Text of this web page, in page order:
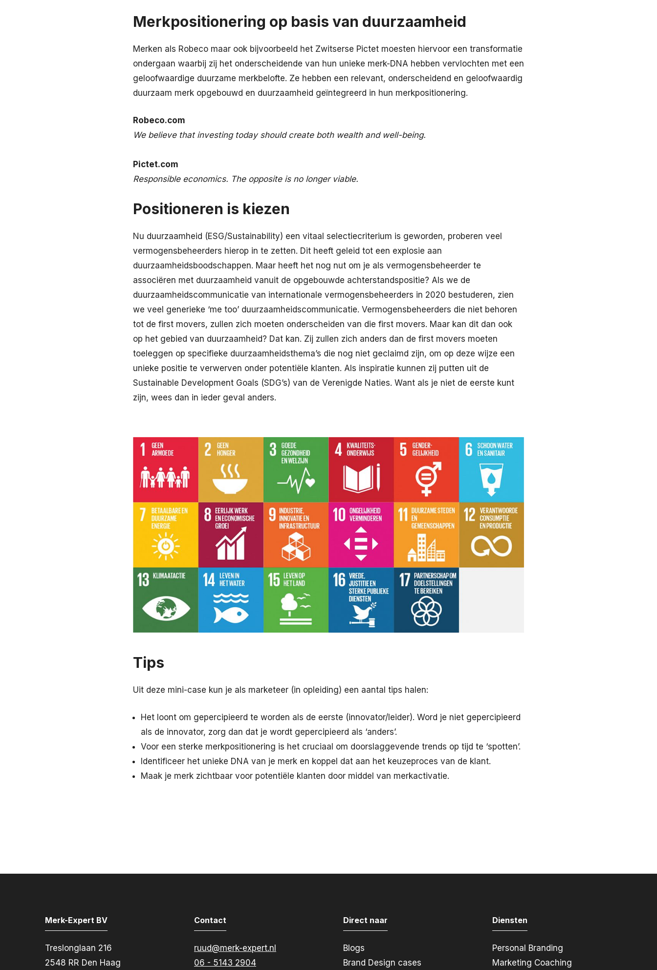
Merkpositionering op basis van duurzaamheid
Merken als Robeco maar ook bijvoorbeeld het Zwitserse Pictet moesten hiervoor een transformatie
ondergaan waarbij zij het onderscheidende van hun unieke merk-DNA hebben vervlochten met een
geloofwaardige duurzame merkbelofte. Ze hebben een relevant, onderscheidend en geloofwaardig
duurzaam merk opgebouwd en duurzaamheid geïntegreerd in hun merkpositionering.
Robeco.com
We believe that investing today should create both wealth and well-being.
Pictet.com
Responsible economics. The opposite is no longer viable.
Positioneren is kiezen
Nu duurzaamheid (ESG/Sustainability) een vitaal selectiecriterium is geworden, proberen veel
vermogensbeheerders hierop in te zetten. Dit heeft geleid tot een explosie aan
duurzaamheidsboodschappen. Maar heeft het nog nut om je als vermogensbeheerder te
associëren met duurzaamheid vanuit de opgebouwde achterstandspositie? Als we de
duurzaamheidscommunicatie van internationale vermogensbeheerders in 2020 bestuderen, zien
we veel generieke ‘me too’ duurzaamheidscommunicatie. Vermogensbeheerders die niet behoren
tot de first movers, zullen zich moeten onderscheiden van die first movers. Maar kan dit dan ook
op het gebied van duurzaamheid? Dat kan. Zij zullen zich anders dan de first movers moeten
toeleggen op specifieke duurzaamheidsthema’s die nog niet geclaimd zijn, om op deze wijze een
unieke positie te verwerven onder potentiële klanten. Als inspiratie kunnen zij putten uit de
Sustainable Development Goals (SDG’s) van de Verenigde Naties. Want als je niet de eerste kunt
zijn, wees dan in ieder geval anders.
Tips
Uit deze mini-case kun je als marketeer (in opleiding) een aantal tips halen:
Het loont om gepercipieerd te worden als de eerste (innovator/leider). Word je niet gepercipieerd
als de innovator, zorg dan dat je wordt gepercipieerd als ‘anders’.
Voor een sterke merkpositionering is het cruciaal om doorslaggevende trends op tijd te ‘spotten’.
Identificeer het unieke DNA van je merk en koppel dat aan het keuzeproces van de klant.
Maak je merk zichtbaar voor potentiële klanten door middel van merkactivatie.
Merk-Expert BV
Treslonglaan 216
2548 RR Den Haag
Contact
ruud@merk-expert.nl
06 - 5143 2904
Direct naar
Blogs
Brand Design cases
Diensten
Personal Branding
Marketing Coaching